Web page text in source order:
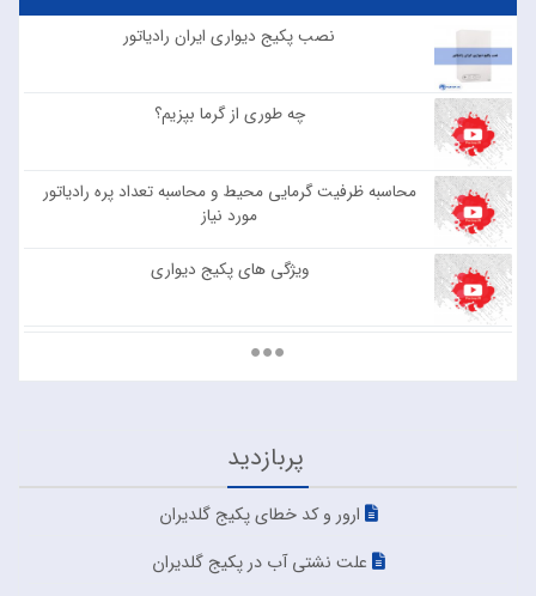
۰
۷۸۰
نصب پکیج دیواری ایران رادیاتور
۰
۶۴۸
چه طوری از گرما بپزیم؟
۰
۷۹۶
محاسبه ظرفیت گرمایی محیط و محاسبه تعداد پره رادیاتور
مورد نیاز
۰
۶۱۴
ویژگی های پکیج دیواری
پربازدید
ارور و کد خطای پکیج گلدیران
علت نشتی آب در پکیج گلدیران